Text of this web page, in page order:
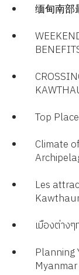
缅甸南部
Top
Climate
Les
เมืองต่าง
Planning
Myanmar​